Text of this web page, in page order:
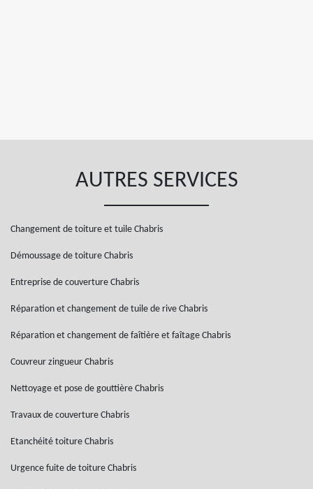
AUTRES SERVICES
Changement de toiture et tuile Chabris
Démoussage de toiture Chabris
Entreprise de couverture Chabris
Réparation et changement de tuile de rive Chabris
Réparation et changement de faîtière et faîtage Chabris
Couvreur zingueur Chabris
Nettoyage et pose de gouttière Chabris
Travaux de couverture Chabris
Etanchéité toiture Chabris
Urgence fuite de toiture Chabris